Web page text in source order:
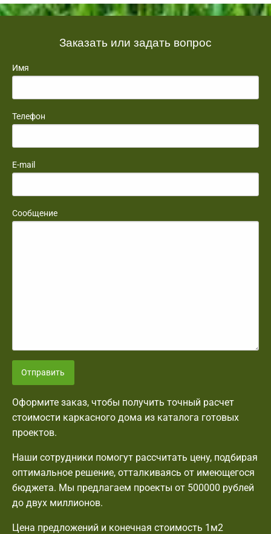
Заказать или задать вопрос
Имя
Телефон
E-mail
Сообщение
Отправить
Оформите заказ, чтобы получить точный расчет
стоимости каркасного дома из каталога готовых
проектов.
Наши сотрудники помогут рассчитать цену, подбирая
оптимальное решение, отталкиваясь от имеющегося
бюджета. Мы предлагаем проекты от 500000 рублей
до двух миллионов.
Цена предложений и конечная стоимость 1м2